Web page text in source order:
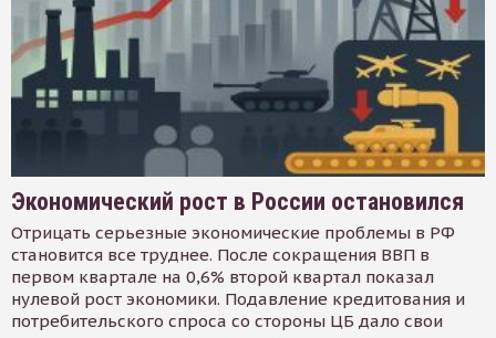
Экономический рост в России остановился
Отрицать серьезные экономические проблемы в РФ
становится все труднее. После сокращения ВВП в
первом квартале на 0,6% второй квартал показал
нулевой рост экономики. Подавление кредитования и
потребительского спроса со стороны ЦБ дало свои